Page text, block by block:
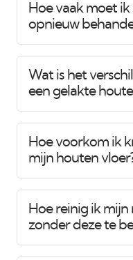
Hoe vaak moet
opnieuw
Wat is het
een gelakte
Hoe voorkom ik
mijn houten
Hoe reinig ik
zonder deze te